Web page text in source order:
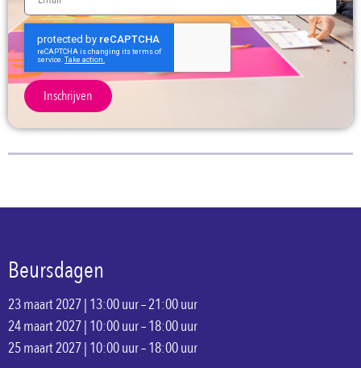
Inschrijven
Beursdagen
23 maart 2027 | 13:00 uur – 21:00 uur
24 maart 2027 | 10:00 uur – 18:00 uur
25 maart 2027 | 10:00 uur – 18:00 uur